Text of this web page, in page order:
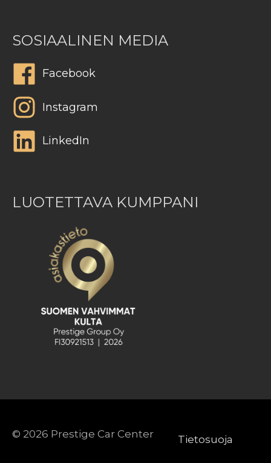
SOSIAALINEN MEDIA
Facebook
Instagram
LinkedIn
LUOTETTAVA KUMPPANI
© 2026 Prestige Car Center Tietosuoja